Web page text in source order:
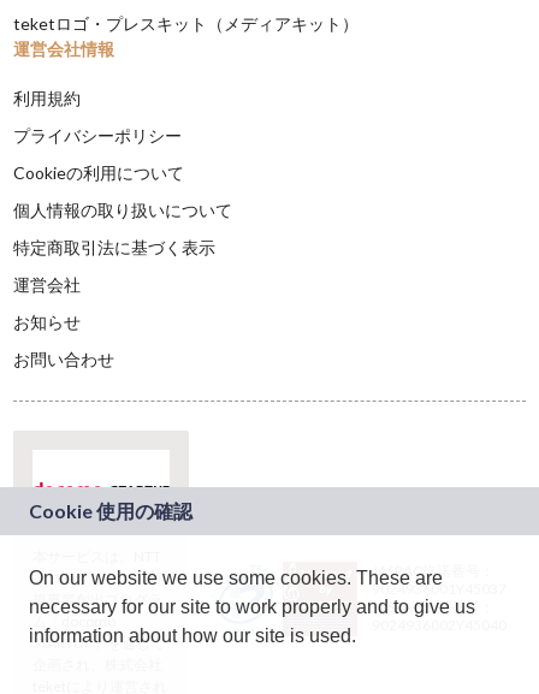
teketロゴ・プレスキット（メディアキット）
運営会社情報
利用規約
プライバシーポリシー
Cookieの利用について
個人情報の取り扱いについて
特定商取引法に基づく表示
運営会社
お知らせ
お問い合わせ
ドコモグループの新
規事業創出プログラ
ム「docomo
STARTUP」を通じて
JASRAC許諾番号：
9024936001Y45037
JASRAC許諾番号：
On our website we use some cookies. These are
necessary for our site to work properly and to give us
information about how our site is used.